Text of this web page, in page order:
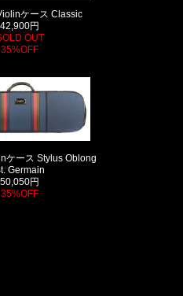
ケース Classic
42,900円
OUT
35%OFF
ケース Stylus Oblong
Germain
50,050円
35%OFF